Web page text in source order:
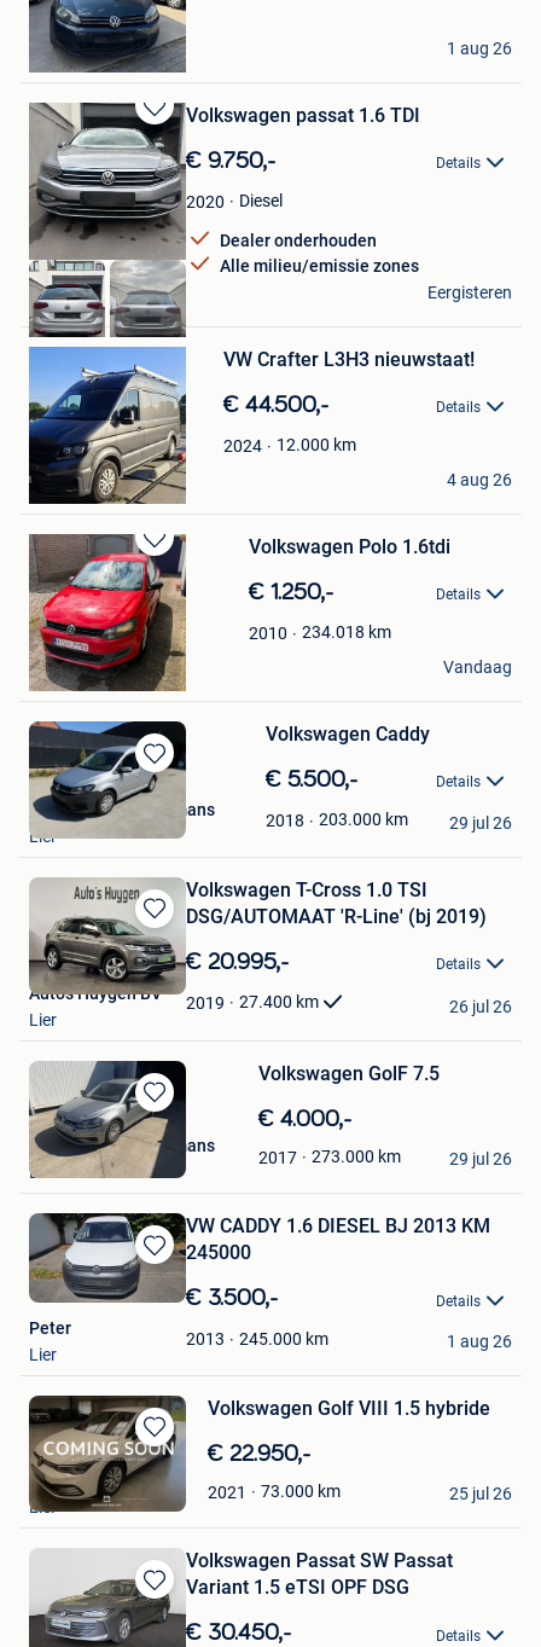
Favorieten
MEYFROS
Lier
1 aug 26
Bewaren
in
Mijn
Favorieten
Volkswagen passat 1.6 TDI
€ 9.750,- Details
2020 Diesel
Dealer onderhouden
Alle milieu/emissie zones
BT CARS
Lier
Eergisteren
Bewaren
in
Mijn
Favorieten
VW Crafter L3H3 nieuwstaat!
€ 44.500,- Details
2024 12.000 km
laurie b
4 aug 26
Bewaren
in
Mijn
Favorieten
Volkswagen Polo 1.6tdi
€ 1.250,- Details
2010 234.018 km
Rindert
Lier
Vandaag
Bewaren
in
Mijn
Favorieten
Volkswagen Caddy
€ 5.500,- Details
2018 203.000 km
Autohandel Castermans
Lier
29 jul 26
Bewaren
in
Mijn
Favorieten
Volkswagen T-Cross 1.0 TSI
DSG/AUTOMAAT 'R-Line' (bj 2019)
€ 20.995,- Details
2019 27.400 km
Auto's Huygen BV
Lier
26 jul 26
Bewaren
in
Mijn
Favorieten
Volkswagen GolF 7.5
€ 4.000,-
2017 273.000 km
Autohandel Castermans
Lier
29 jul 26
Bewaren
in
Favorieten
VW CADDY 1.6 DIESEL BJ 2013 KM
245000
€ 3.500,- Details
2013 245.000 km
Peter
Lier
1 aug 26
Bewaren
in
Mijn
Favorieten
Volkswagen Golf VIII 1.5 hybride
€ 22.950,-
2021 73.000 km
SM-Cars
Lier
25 jul 26
Bewaren
in
Volkswagen Passat SW Passat
Variant 1.5 eTSI OPF DSG
€ 30.450,- Details